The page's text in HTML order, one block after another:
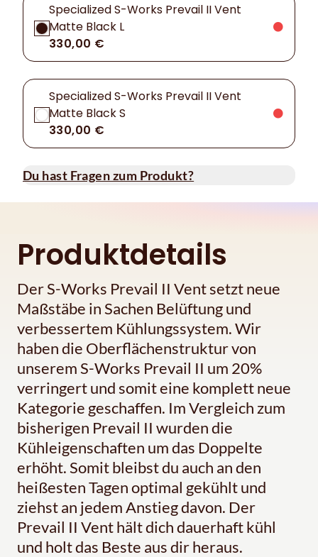
Specialized S-Works Prevail II Vent
Matte Black L
330,00 €
Specialized S-Works Prevail II Vent
Matte Black S
330,00 €
Du hast Fragen zum Produkt?
Produktdetails
Der S-Works Prevail II Vent setzt neue
Maßstäbe in Sachen Belüftung und
verbessertem Kühlungssystem. Wir
haben die Oberflächenstruktur von
unserem S-Works Prevail II um 20%
verringert und somit eine komplett neue
Kategorie geschaffen. Im Vergleich zum
bisherigen Prevail II wurden die
Kühleigenschaften um das Doppelte
erhöht. Somit bleibst du auch an den
heißesten Tagen optimal gekühlt und
ziehst an jedem Anstieg davon. Der
Prevail II Vent hält dich dauerhaft kühl
und holt das Beste aus dir heraus.